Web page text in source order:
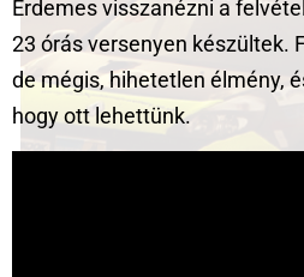
Érdemes visszanézni a
23 órás versenyen készültek.
de mégis, hihetetlen élmény,
hogy ott lehettünk.